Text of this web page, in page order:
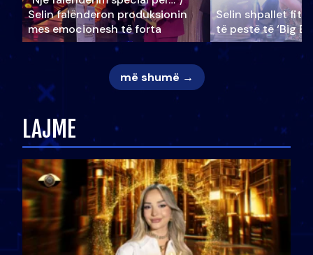
Selin falënderon produksionin
mes emocionesh të forta
Selin shpallet
të pestë të ‘Big
më shumë →
LAJME